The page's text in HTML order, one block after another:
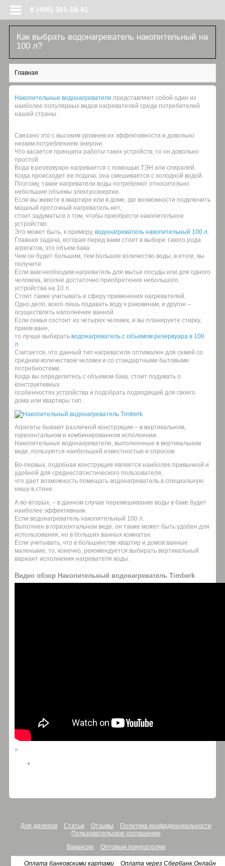
8 (499) 381-18-91
Как выбрать водонагреватель накопительный на
100 л?
Вы здесь
Главная
Накопительные водонагреватели представляют собой один из
наиболее популярных видов нагревателей среди потребителей
нашей страны.
Связано это с высоким уровнем их эффективности и довольно
низким потреблением энергии.
Что касается принципа работы таких устройств, то он довольно
простой.
Вода в резервуаре нагревается с помощью ТЭН или спиралей.
Когда происходит ее подача, она смешивается с холодной водой.
Поэтому, такие нагреватели воды потребляют относительно
небольшие объемы электроэнергии.
Если вы живете в квартире или в доме, где возможности подключить
мощный проточный нагреватель нет,
стоит задуматься о том, чтобы приобрести накопительное
устройство.
Это может быть, к примеру, водонагреватель накопительный 100 л.
Главная задача, которая перед вами стоит в выборе такого рода
агрегатов, это объем бака.
Чем он будет большим, тем большее количество воды, в итоге, вы
получите.
Если вам необходим нагреватель для мытья посуды или для одного
человека, вполне достаточно приобретения небольшого
устройства на 10 л.
Стоит также учитывать и сферу применения нагревателей.
Одно дело, всего лишь подавать воду к раковинам, и другое –
осуществлять наполнение ванной.
Если семья состоит из четырех человек, и вы планируете стирку,
прием ванн,
то лучше выбирать водонагреватель с объемом резервуара в 100
л
Считается, что данный тип нагревателя оптимален для семей со
средним количеством человек и со стандартными бытовыми
потребностями.
Когда вы определитесь с объемом бака, стоит подумать о
конструктивных
особенностях устройства и подобрать подходящий для своего
дома или квартиры тип.
Агрегаты бывают различной конструкции – в вертикальном,
горизонтальном и комбинированном исполнении.
Накопительные водонагреватели, выполненные в вертикальном
виде, пользуются наибольшей известностью и спросом.
Во-первых, подобная конструкция является наиболее привычной и
удобной для среднестатистического пользователя,
что дает возможность помещать водонагреватель в специальную
нишу в стене.
А во-вторых, – в данном случае перемешивание воды в баке будет
наиболее эффективным.
Если водонагреватель накопительный 100 л.
Выполнен в горизонтальном виде, он также может быть удобен для
использования, но в больших ванных комнатах.
Если учитывать, что в большинстве квартир и домов ванные
маленькие, то, конечно, рекомендуется выбирать вертикальный
вариант исполнения нагревателя воды.
Видео обзор Накопительный водонагреватель Timberk
»
Для дилеров Статьи Отзывы
Политика конфиденциальности
Пользовательское соглашение
Вакансии
Оптовым покупателям
Оплата банковскими картами Оплата через Сбербанк.Онлайн